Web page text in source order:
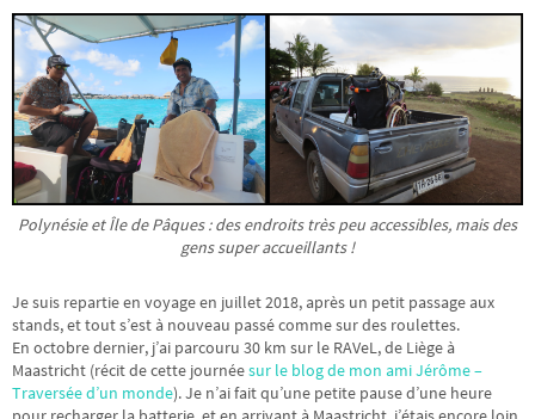
Polynésie et Île de Pâques : des endroits très peu accessibles, mais des
gens super accueillants !
Je suis repartie en voyage en juillet 2018, après un petit passage aux
stands, et tout s’est à nouveau passé comme sur des roulettes.
En octobre dernier, j’ai parcouru 30 km sur le RAVeL, de Liège à
Maastricht (récit de cette journéesur le blog de mon ami Jérôme –
Traversée d’un monde). Je n’ai fait qu’une petite pause d’une heure